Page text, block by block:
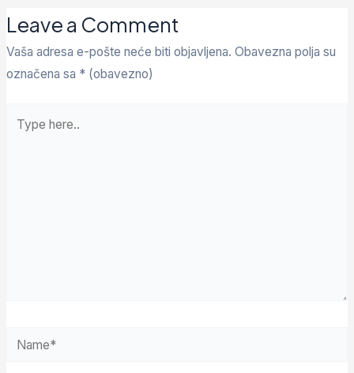
Leave a Comment
Vaša adresa e-pošte neće biti objavljena. Obavezna polja su
označena sa * (obavezno)